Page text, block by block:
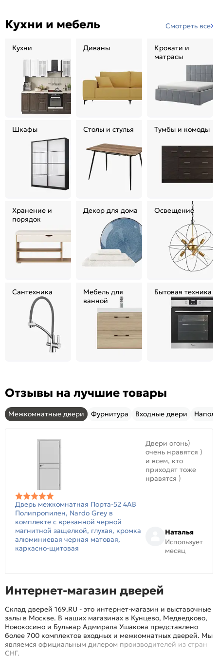
Кухни и мебель Смотреть все
Кухни Диваны
Кровати и
матрасы
Шкафы Столы и стулья Тумбы и комоды
Хранение и
порядок
Декор для дома Освещение
Сантехника
Мебель для
ванной
Бытовая техника
Отзывы на лучшие товары
Межкомнатные двери Фурнитура Входные двери
Дверь межкомнатная Порта-52 4AB
Полипропилен, Nardo Grey в
комплекте с врезанной черной
магнитной защелкой, глухая, кромка
алюминиевая черная матовая,
каркасно-щитовая
Двери огонь)
очень нравятся )
и всем, кто
приходят тоже
нравятся )
Наталья
Использует
месяц
Интернет-магазин дверей
Склад дверей 169.RU - это интернет-магазин и выставочные
залы в Москве. В наших магазинах в Кунцево, Медведково,
Новокосино и Бульвар Адмирала Ушакова представлено
более 700 комплектов входных и межкомнатных дверей. Мы
являемся официальным дилером производителей из стран
СНГ.